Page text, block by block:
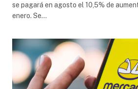
se pagará en agosto el 10,5% de
enero. Se…